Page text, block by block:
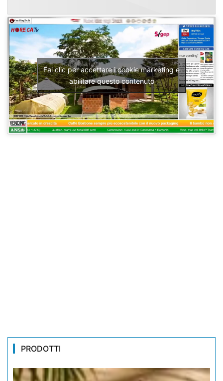
Fai clic per accettare i cookie marketing e
abilitare questo contenuto
PRODOTTI